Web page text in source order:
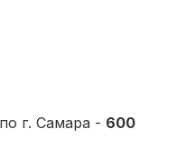
г. Самара - 600